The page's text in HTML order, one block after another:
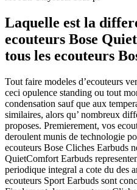
Laquelle est la
ecouteurs Bose
tous les ecouteurs
Tout faire modeles d’ecouteurs
ceci opulence standing ou tout
condensation sauf que aux
similaires, alors qu’ nombreux
proposes. Premierement, vos
deroulent munis de technologie
ecouteurs Bose Cliches Earbuds
QuietComfort Earbuds
periodique integral a cote du des
ecouteurs Sport Earbuds sont